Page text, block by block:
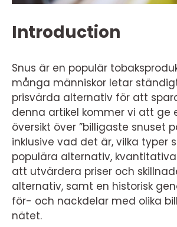
Introduction
Snus är en populär
många människor letar
prisvärda alternativ för att
denna artikel kommer vi att ge
översikt över ”billigaste snuset
inklusive vad det är, vilka typer
populära alternativ,
att utvärdera priser och
alternativ, samt en historisk
för- och nackdelar med olika
nätet.